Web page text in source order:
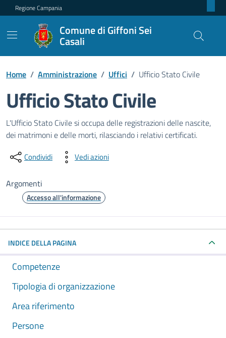
Regione Campania
Comune di Giffoni Sei
Casali
Home / Amministrazione / Uffici / Ufficio Stato Civile
Ufficio Stato Civile
Dettagli dell'unità
L'Ufficio Stato Civile si occupa delle registrazioni delle nascite,
dei matrimoni e delle morti, rilasciando i relativi certificati.
Condividi Vedi azioni
Argomenti
Accesso all'informazione
INDICE DELLA PAGINA
Competenze
Tipologia di organizzazione
Area riferimento
Persone